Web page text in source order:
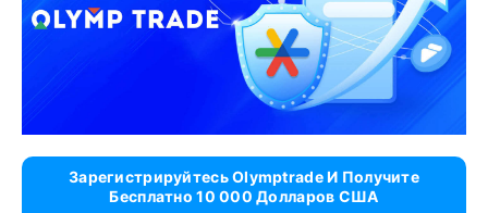
Зарегистрируйтесь Olymptrade И Получите
Бесплатно 10 000 Долларов США